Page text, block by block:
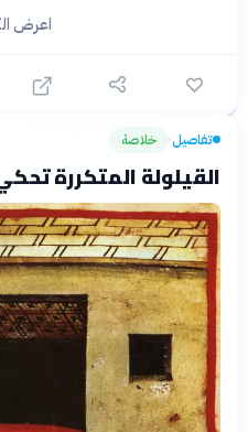
اعرض
تفاصيل› خلاصة
القيلولة المتكررة